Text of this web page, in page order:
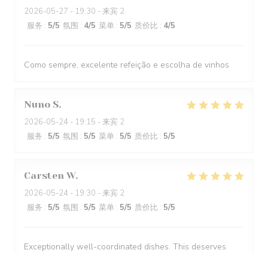
2026-05-27 - 19:30 - 来宾 2
服务 : 5/5 氛围 : 4/5 菜单 : 5/5 质价比 : 4/5
Como sempre, excelente refeição e escolha de vinhos
Nuno S
2026-05-24 - 19:15 - 来宾 2
服务 : 5/5 氛围 : 5/5 菜单 : 5/5 质价比 : 5/5
Carsten W
2026-05-24 - 19:30 - 来宾 2
服务 : 5/5 氛围 : 5/5 菜单 : 5/5 质价比 : 5/5
Exceptionally well-coordinated dishes. This deserves